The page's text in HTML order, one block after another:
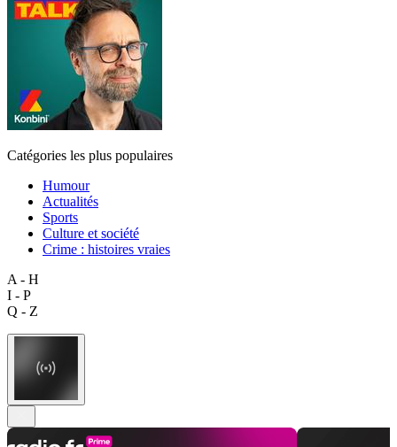
Catégories les plus populaires
Humour
Actualités
Sports
Culture et société
Crime : histoires vraies
A - H
I - P
Q - Z